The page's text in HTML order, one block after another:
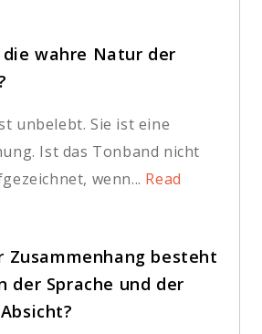
wahre Natur der
unbelebt. Sie ist eine
Ist das Tonband nicht
wenn... Read
Zusammenhang besteht
der Sprache und der